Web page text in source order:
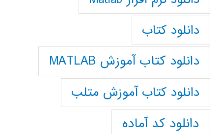
دانلود کتاب
دانلود کتاب آموزش MATLAB
دانلود کتاب آموزش متلب
دانلود کد آماده